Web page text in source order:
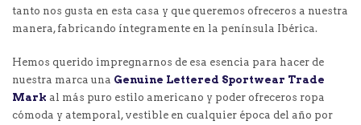
tanto nos gusta en esta casa y que queremos ofreceros a nuestra
manera, fabricando íntegramente en la península Ibérica.
Hemos querido impregnarnos de esa esencia para hacer de
nuestra marca una Genuine Lettered Sportwear Trade
Mark al más puro estilo americano y poder ofreceros ropa
cómoda y atemporal, vestible en cualquier época del año por